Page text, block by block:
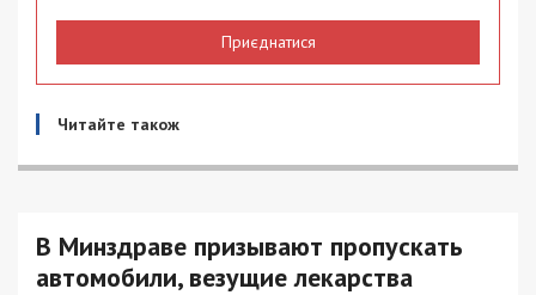
Приєднатися
Читайте також
В Минздраве призывают пропускать
автомобили, везущие лекарства